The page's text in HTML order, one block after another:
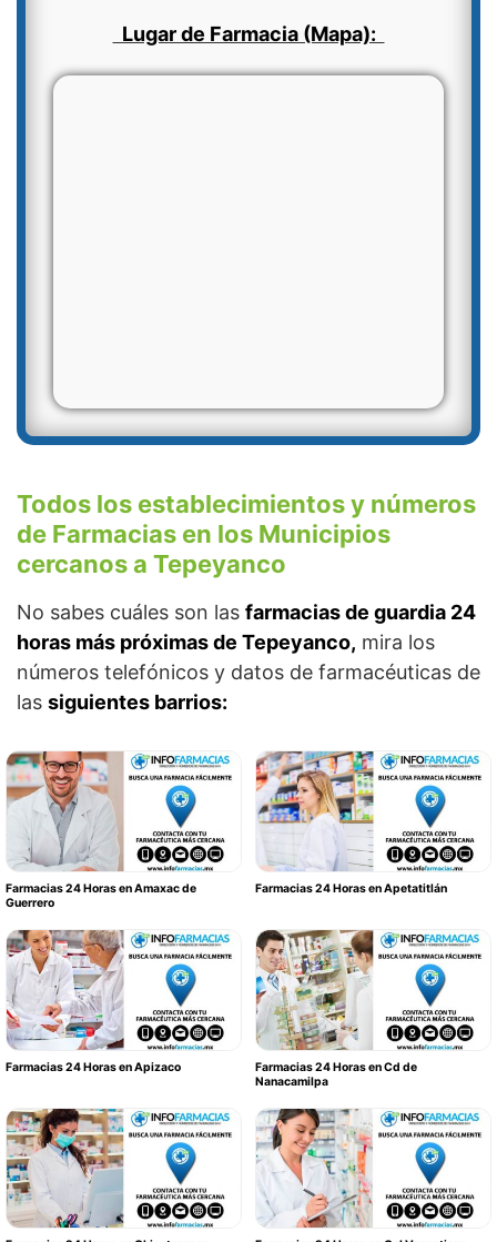
Lugar de Farmacia (Mapa):
Todos los establecimientos y números
de Farmacias en los Municipios
cercanos a Tepeyanco
No sabes cuáles son las farmacias de guardia 24
horas más próximas de Tepeyanco, mira los
números telefónicos y datos de farmacéuticas de
las siguientes barrios:
Farmacias 24 Horas en Amaxac de
Guerrero
Farmacias 24 Horas en Apetatitlán
Farmacias 24 Horas en Apizaco
Farmacias 24 Horas en Cd de
Nanacamilpa